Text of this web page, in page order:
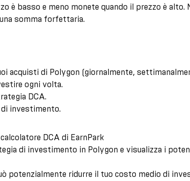
è basso e meno monete quando il prezzo è
somma forfettaria.
acquisti di Polygon (giornalmente,
ogni volta.
DCA.
investimento.
DCA di EarnPark
di investimento in Polygon e visualizza i
potenzialmente ridurre il tuo costo medio di